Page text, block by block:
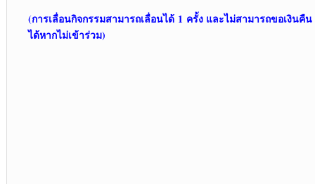
(การเลื่อนกิจกรรมสามารถเลื่อนได้1 ครั้ง และไม่สามารถขอเงินคืน
ได้หากไม่เข้าร่วม)